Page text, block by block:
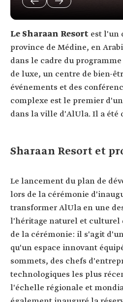
Le Sharaan Resort est l'un
province de Médine, en
dans le cadre du
de luxe, un centre de bien-
événements et des
complexe est le premier
dans la ville d'AlUla. Il a été
Sharaan Resort et
Le lancement du plan de
lors de la cérémonie
transformer AlUla en une
l'héritage naturel et culturel
de la cérémonie: il s'agit
qu'un espace innovant
sommets, des chefs
technologiques les plus
l'échelle régionale et